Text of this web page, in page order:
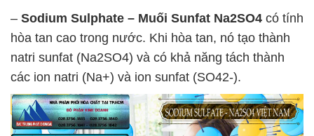
– Sodium Sulphate – Muối Sunfat Na2SO4 có tính
hòa tan cao trong nước. Khi hòa tan, nó tạo thành
natri sunfat (Na2SO4) và có khả năng tách thành
các ion natri (Na+) và ion sunfat (SO42-).